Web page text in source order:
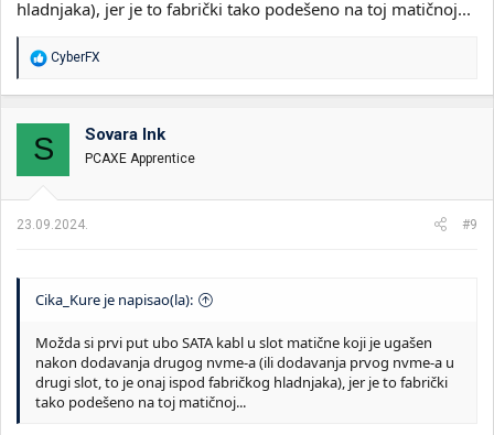
hladnjaka), jer je to fabrički tako podešeno na toj matičnoj...
R
o
v
a
n
:
CyberFX
S Sovara Ink
PCAXE Apprentice
23.09.2024. #9
Cika_Kure je napisao(la):
Možda si prvi put ubo SATA kabl u slot matične koji je ugašen
nakon dodavanja drugog nvme-a (ili dodavanja prvog nvme-a u
drugi slot, to je onaj ispod fabričkog hladnjaka), jer je to fabrički
tako podešeno na toj matičnoj...